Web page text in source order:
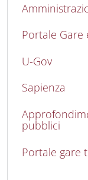
Portale Gare
U-Gov
Sapienza
pubblici
Portale gare